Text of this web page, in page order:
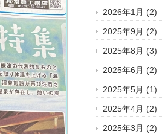
2026年1月 (2)
2025年9月 (2)
2025年8月 (3)
2025年6月 (2)
2025年5月 (1)
2025年4月 (2)
2025年3月 (2)